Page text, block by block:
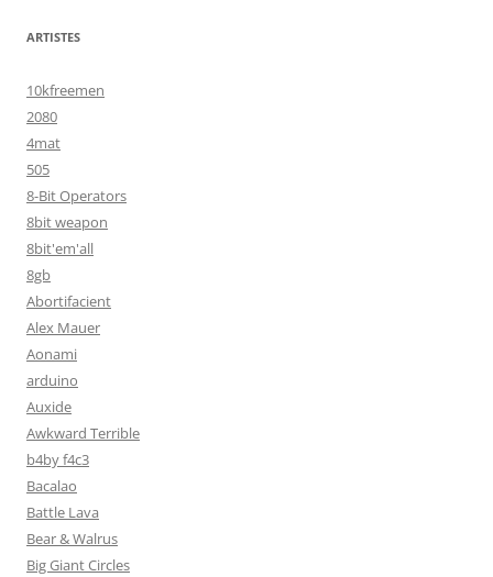
ARTISTES
10kfreemen
2080
4mat
505
8-Bit Operators
8bit weapon
8bit'em'all
8gb
Abortifacient
Alex Mauer
Aonami
arduino
Auxide
Awkward Terrible
b4by f4c3
Bacalao
Battle Lava
Bear & Walrus
Big Giant Circles